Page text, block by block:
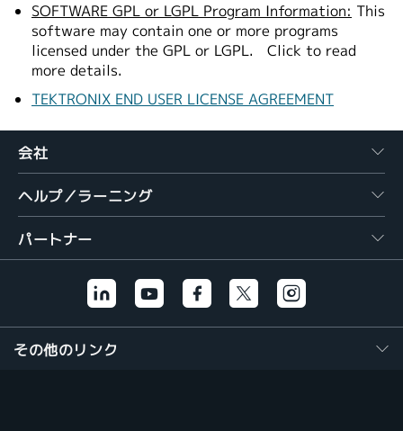
SOFTWARE GPL or LGPL Program Information: This
software may contain one or more programs
licensed under the GPL or LGPL.
Click to read
more details.
TEKTRONIX END USER LICENSE AGREEMENT
会社
ヘルプ／ラーニング
パートナー
その他のリンク